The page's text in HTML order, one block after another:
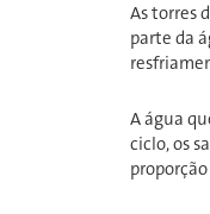
As torres
parte da
A água
ciclo, os